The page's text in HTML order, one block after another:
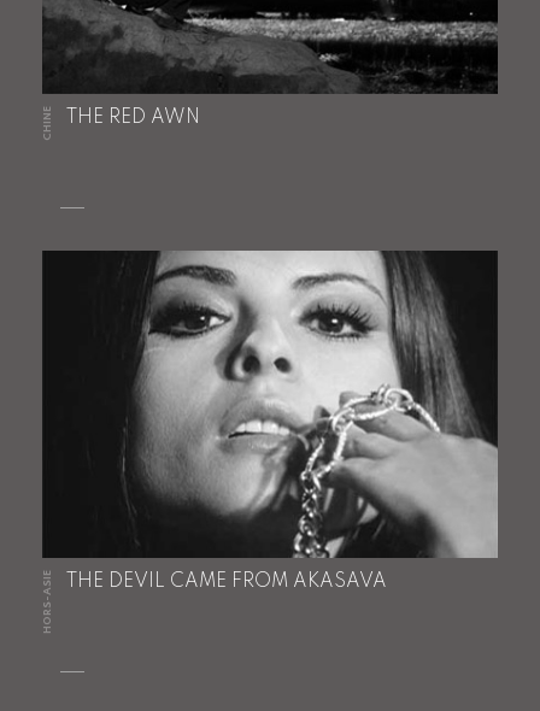
CHINE THE RED AWN
HORS-ASIE THE DEVIL CAME FROM AKASAVA